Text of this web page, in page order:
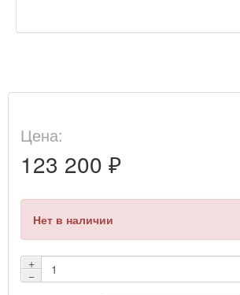
Цена:
123 200 ₽
Нет в наличии
+
−